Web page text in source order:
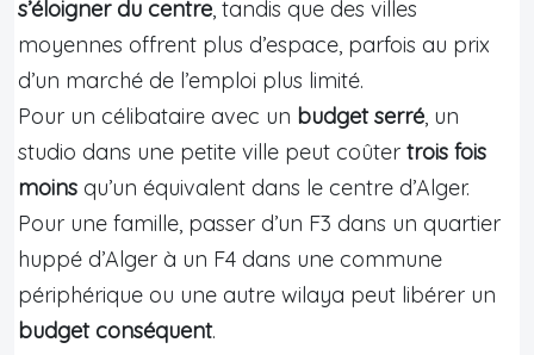
s’éloigner du centre, tandis que des villes
moyennes offrent plus d’espace, parfois au prix
d’un marché de l’emploi plus limité.
Pour un célibataire avec un budget serré, un
studio dans une petite ville peut coûter trois fois
moins qu’un équivalent dans le centre d’Alger.
Pour une famille, passer d’un F3 dans un quartier
huppé d’Alger à un F4 dans une commune
périphérique ou une autre wilaya peut libérer un
budget conséquent.